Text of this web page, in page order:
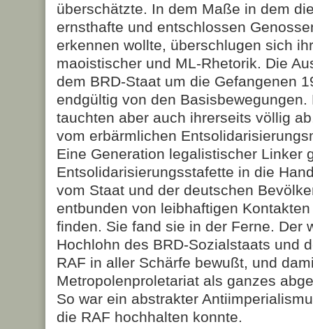
überschätzte. In dem Maße in dem
ernsthafte und entschlossen
erkennen wollte, überschlugen sich
maoistischer und ML-Rhetorik. Die
dem BRD-Staat um die Gefangenen
endgültig von den
tauchten aber auch ihrerseits völlig
vom erbärmlichen
Eine Generation legalistischer Linker
Entsolidarisierungsstafette in die
vom Staat und der deutschen
entbunden von leibhaftigen
finden. Sie fand sie in der Ferne. Der
Hochlohn des BRD-Sozialstaats und
RAF in aller Schärfe bewußt, und
Metropolenproletariat als ganzes
So war ein abstrakter
die RAF hochhalten konnte.